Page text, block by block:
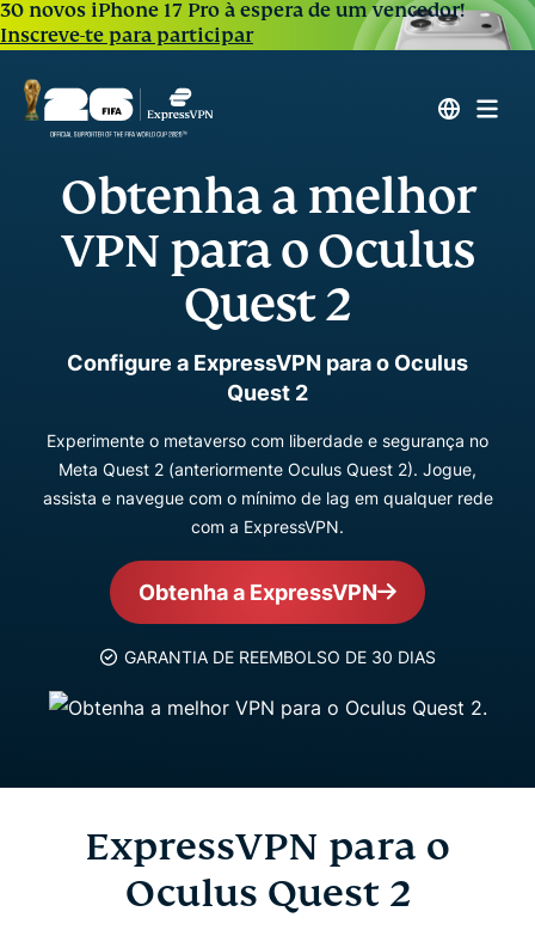
30 novos iPhone 17 Pro à espera de um vencedor!
Inscreve-te para participar
Obtenha a melhor
VPN para o Oculus
Quest 2
Configure a ExpressVPN para o Oculus
Quest 2
Experimente o metaverso com liberdade e segurança no
Meta Quest 2 (anteriormente Oculus Quest 2). Jogue,
assista e navegue com o mínimo de lag em qualquer rede
com a ExpressVPN.
Obtenha a ExpressVPN
GARANTIA DE REEMBOLSO DE 30 DIAS
ExpressVPN para o
Oculus Quest 2